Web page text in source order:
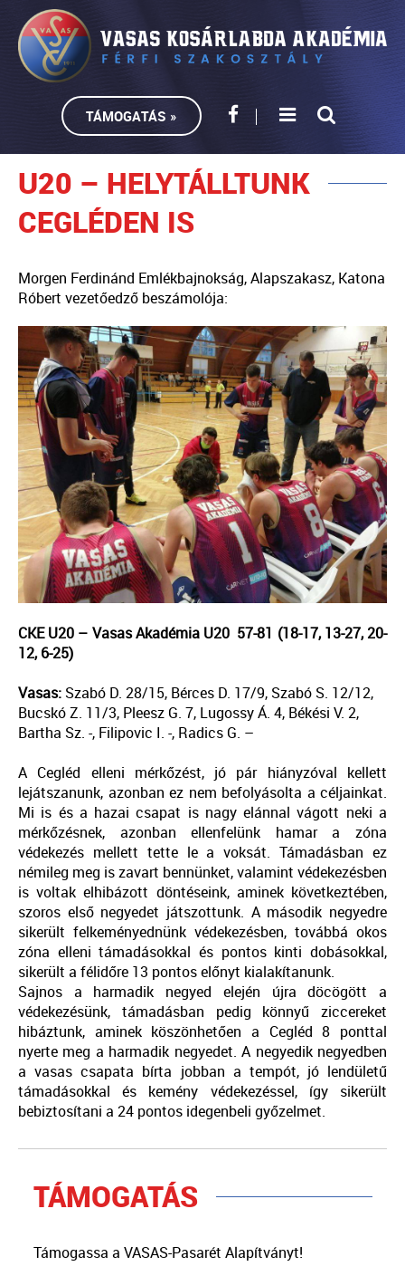
TÁMOGATÁS »
U20 – HELYTÁLLTUNK
CEGLÉDEN IS
Morgen Ferdinánd Emlékbajnokság, Alapszakasz, Katona
Róbert vezetőedző beszámolója:
CKE U20 – Vasas Akadémia U20 57-81 (18-17, 13-27, 20-
12, 6-25)
Vasas: Szabó D. 28/15, Bérces D. 17/9, Szabó S. 12/12,
Bucskó Z. 11/3, Pleesz G. 7, Lugossy Á. 4, Békési V. 2,
Bartha Sz. -, Filipovic I. -, Radics G. –
A Cegléd elleni mérkőzést, jó pár hiányzóval kellett
lejátszanunk, azonban ez nem befolyásolta a céljainkat.
Mi is és a hazai csapat is nagy elánnal vágott neki a
mérkőzésnek, azonban ellenfelünk hamar a zóna
védekezés mellett tette le a voksát. Támadásban ez
némileg meg is zavart bennünket, valamint védekezésben
is voltak elhibázott döntéseink, aminek következtében,
szoros első negyedet játszottunk. A második negyedre
sikerült felkeményednünk védekezésben, továbbá okos
zóna elleni támadásokkal és pontos kinti dobásokkal,
sikerült a félidőre 13 pontos előnyt kialakítanunk.
Sajnos a harmadik negyed elején újra döcögött a
védekezésünk, támadásban pedig könnyű ziccereket
hibáztunk, aminek köszönhetően a Cegléd 8 ponttal
nyerte meg a harmadik negyedet. A negyedik negyedben
a vasas csapata bírta jobban a tempót, jó lendületű
támadásokkal és kemény védekezéssel, így sikerült
bebiztosítani a 24 pontos idegenbeli győzelmet.
TÁMOGATÁS
Támogassa a VASAS-Pasarét Alapítványt!